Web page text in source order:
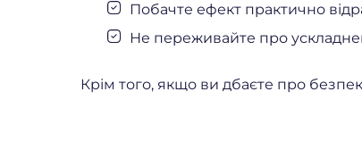
Побачте ефект практично
Не переживайте про
Крім того, якщо ви дбаєте про